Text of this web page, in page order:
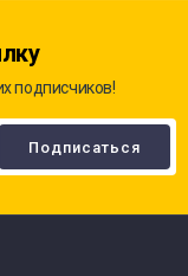
подписчиков!